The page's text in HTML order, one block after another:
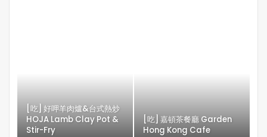
[吃] 好呷羊肉爐&台式熱炒
HOJA Lamb Clay Pot &
Stir-Fry
[吃] 嘉頓茶餐廳 Garden
Hong Kong Cafe